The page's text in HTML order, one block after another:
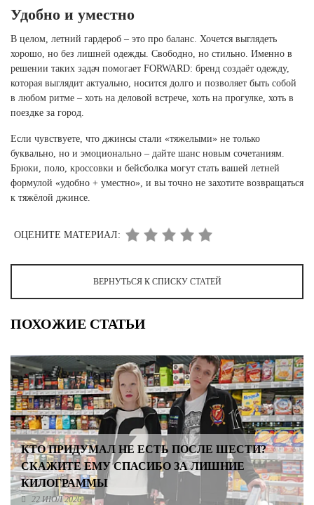
Удобно и уместно
В целом, летний гардероб – это про баланс. Хочется выглядеть
хорошо, но без лишней одежды. Свободно, но стильно. Именно в
решении таких задач помогает FORWARD: бренд создаёт одежду,
которая выглядит актуально, носится долго и позволяет быть собой
в любом ритме – хоть на деловой встрече, хоть на прогулке, хоть в
поездке за город.
Если чувствуете, что джинсы стали «тяжелыми» не только
буквально, но и эмоционально – дайте шанс новым сочетаниям.
Брюки, поло, кроссовки и бейсболка могут стать вашей летней
формулой «удобно + уместно», и вы точно не захотите возвращаться
к тяжёлой джинсе.
ОЦЕНИТЕ МАТЕРИАЛ:
ВЕРНУТЬСЯ К СПИСКУ СТАТЕЙ
ПОХОЖИЕ СТАТЬИ
КТО ПРИДУМАЛ НЕ ЕСТЬ ПОСЛЕ ШЕСТИ?
СКАЖИТЕ ЕМУ СПАСИБО ЗА ЛИШНИЕ
КИЛОГРАММЫ
22 ИЮЛ 2026